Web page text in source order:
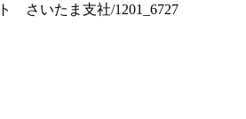
さいたま支社/1201_6727